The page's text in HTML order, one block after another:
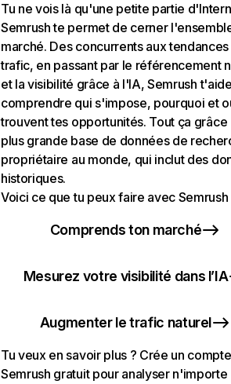
Tu ne vois là qu'une petite partie
Semrush te permet de cerner
marché. Des concurrents aux
trafic, en passant par le référencement
et la visibilité grâce à l'IA, Semrush
comprendre qui s'impose, pourquoi et
trouvent tes opportunités. Tout ça grâce
plus grande base de données de
propriétaire au monde, qui inclut des
historiques.
Voici ce que tu peux faire avec Semrush
Comprends ton marché
Mesurez votre visibilité dans l’IA
Augmenter le trafic naturel
Tu veux en savoir plus ? Crée un compte
Semrush gratuit pour analyser n'importe